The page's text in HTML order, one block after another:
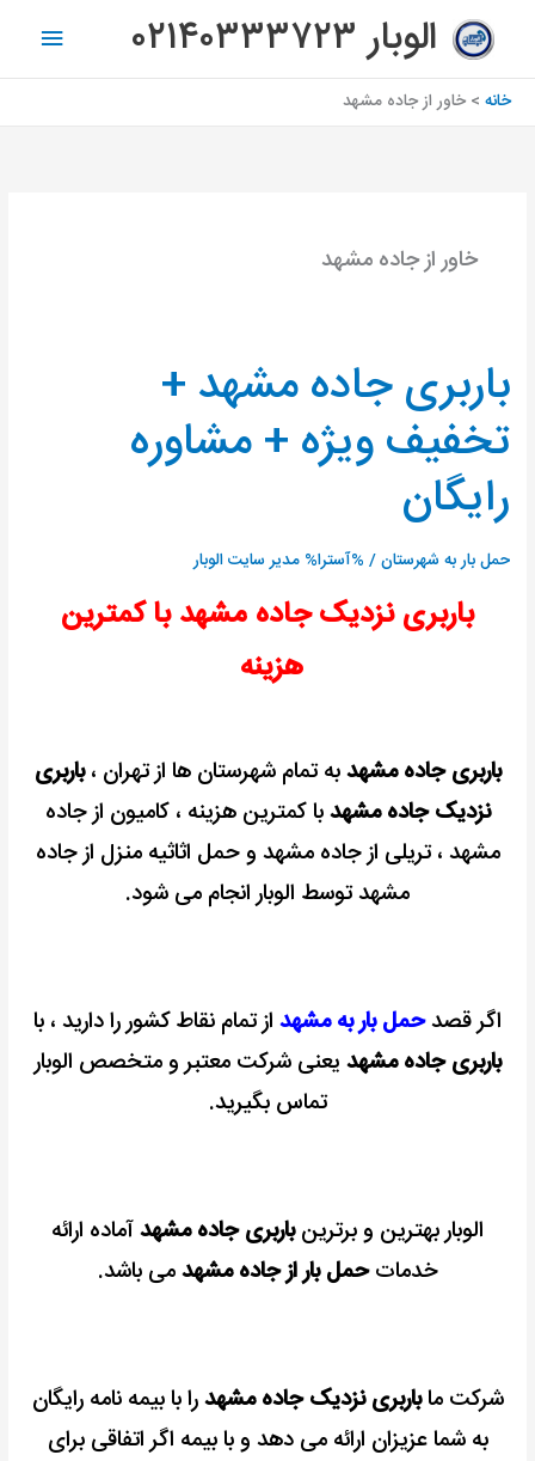
محتوا
الوبار ۰۲۱۴۰۳۳۳۷۲۳
اصلی
خانه خاور از جاده مشهد
خاور از جاده مشهد
باربری جاده مشهد +
تخفیف ویژه + مشاوره
رایگان
حمل بار به شهرستان/ %آسترا% مدیر سایت الوبار
باربری نزدیک جاده مشهد با کمترین
هزینه
باربری جاده مشهدبه تمام شهرستان ها از تهران ،باربری
نزدیک جاده مشهدبا کمترین هزینه ، کامیون از جاده
مشهد ، تریلی از جاده مشهد و حمل اثاثیه منزل از جاده
مشهد توسط الوبار انجام می شود.
اگر قصدحمل بار به مشهد از تمام نقاط کشور را دارید ، با
باربری جاده مشهد یعنی شرکت معتبر و متخصص الوبار
تماس بگیرید.
الوبار بهترین و برترینباربری جاده مشهدآماده ارائه
خدماتحمل بار از جاده مشهدمی باشد.
شرکت ماباربری نزدیک جاده مشهدرا با بیمه نامه رایگان
به شما عزیزان ارائه می دهد و با بیمه اگر اتفاقی برای
باربری
جاده
مشهد
+
تخفیف
ویژه
+
رایگان